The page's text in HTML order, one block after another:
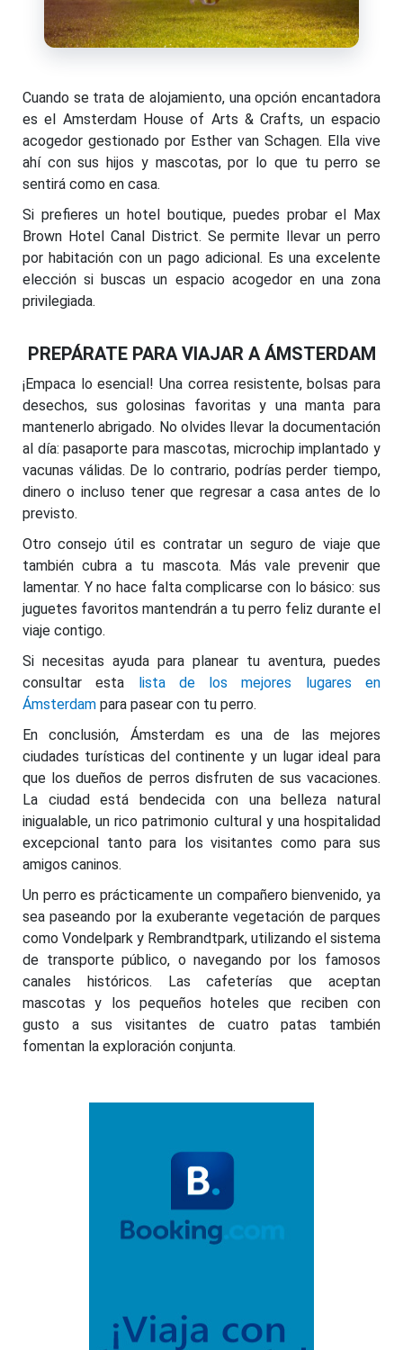
Cuando se trata de alojamiento, una opción encantadora
es el Amsterdam House of Arts & Crafts, un espacio
acogedor gestionado por Esther van Schagen. Ella vive
ahí con sus hijos y mascotas, por lo que tu perro se
sentirá como en casa.
Si prefieres un hotel boutique, puedes probar el Max
Brown Hotel Canal District. Se permite llevar un perro
por habitación con un pago adicional. Es una excelente
elección si buscas un espacio acogedor en una zona
privilegiada.
PREPÁRATE PARA VIAJAR A ÁMSTERDAM
¡Empaca lo esencial! Una correa resistente, bolsas para
desechos, sus golosinas favoritas y una manta para
mantenerlo abrigado. No olvides llevar la documentación
al día: pasaporte para mascotas, microchip implantado y
vacunas válidas. De lo contrario, podrías perder tiempo,
dinero o incluso tener que regresar a casa antes de lo
previsto.
Otro consejo útil es contratar un seguro de viaje que
también cubra a tu mascota. Más vale prevenir que
lamentar. Y no hace falta complicarse con lo básico: sus
juguetes favoritos mantendrán a tu perro feliz durante el
viaje contigo.
Si necesitas ayuda para planear tu aventura, puedes
consultar esta lista de los mejores lugares en
Ámsterdam para pasear con tu perro.
En conclusión, Ámsterdam es una de las mejores
ciudades turísticas del continente y un lugar ideal para
que los dueños de perros disfruten de sus vacaciones.
La ciudad está bendecida con una belleza natural
inigualable, un rico patrimonio cultural y una hospitalidad
excepcional tanto para los visitantes como para sus
amigos caninos.
Un perro es prácticamente un compañero bienvenido, ya
sea paseando por la exuberante vegetación de parques
como Vondelpark y Rembrandtpark, utilizando el sistema
de transporte público, o navegando por los famosos
canales históricos. Las cafeterías que aceptan
mascotas y los pequeños hoteles que reciben con
gusto a sus visitantes de cuatro patas también
fomentan la exploración conjunta.